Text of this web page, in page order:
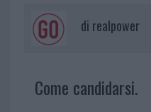
di realpower
Come candidarsi.